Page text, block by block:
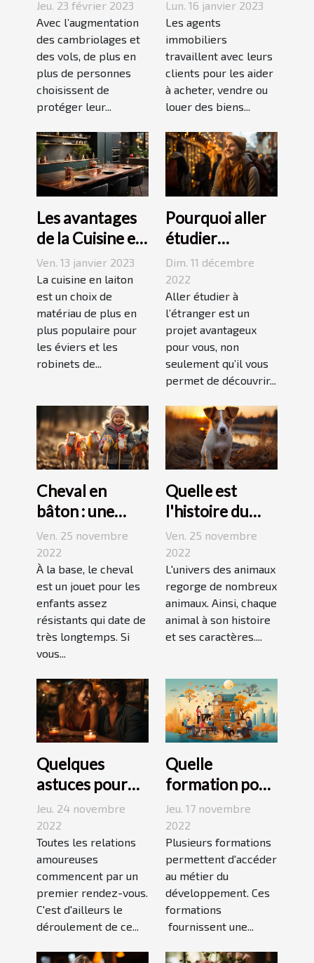
et un système
d’alarme
Jeu. 23 février 2023
Avec l’augmentation
des cambriolages et
des vols, de plus en
plus de personnes
choisissent de
protéger leur...
Lun. 16 janvier 2023
Les agents
immobiliers
travaillent avec leurs
clients pour les aider
à acheter, vendre ou
louer des biens...
Les avantages
de la Cuisine en
Laiton
Ven. 13 janvier 2023
La cuisine en laiton
est un choix de
matériau de plus en
plus populaire pour
les éviers et les
robinets de...
Pourquoi aller
étudier
l’étranger ?
Dim. 11 décembre
2022
Aller étudier à
l’étranger est un
projet avantageux
pour vous, non
seulement qu’il vous
permet de découvrir...
Cheval en
bâton : une
bonne
découverte
pour enfant
Ven. 25 novembre
2022
À la base, le cheval
est un jouet pour les
enfants assez
résistants qui date de
très longtemps. Si
vous...
Quelle est
l'histoire du
Jack Russell
terrier ?
Ven. 25 novembre
2022
L'univers des animaux
regorge de nombreux
animaux. Ainsi, chaque
animal à son histoire
et ses caractères....
Quelques
astuces pour
réussir son
premier
rendez-vous
Jeu. 24 novembre
2022
Toutes les relations
amoureuses
commencent par un
premier rendez-vous.
C'est d'ailleurs le
déroulement de ce...
Quelle
formation pour
travailler dans
le
développement
durable ?
Jeu. 17 novembre
2022
Plusieurs formations
permettent d'accéder
au métier du
développement. Ces
formations
fournissent une...